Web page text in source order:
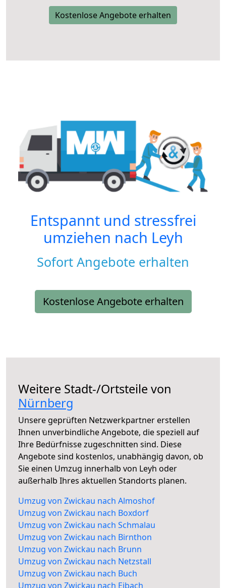
Kostenlose Angebote erhalten
Entspannt und stressfrei
umziehen nach Leyh
Sofort Angebote erhalten
Kostenlose Angebote erhalten
Weitere Stadt-/Ortsteile von
Nürnberg
Unsere geprüften Netzwerkpartner erstellen
Ihnen unverbindliche Angebote, die speziell auf
Ihre Bedürfnisse zugeschnitten sind. Diese
Angebote sind kostenlos, unabhängig davon, ob
Sie einen Umzug innerhalb von Leyh oder
außerhalb Ihres aktuellen Standorts planen.
Umzug von Zwickau nach Almoshof
Umzug von Zwickau nach Boxdorf
Umzug von Zwickau nach Schmalau
Umzug von Zwickau nach Birnthon
Umzug von Zwickau nach Brunn
Umzug von Zwickau nach Netzstall
Umzug von Zwickau nach Buch
Umzug von Zwickau nach Eibach